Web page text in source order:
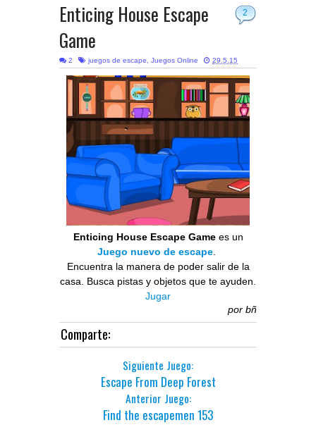
2
Enticing House Escape
Game
2 juegos de escape, Juegos Online 29.5.15
Enticing House Escape Gamees un
Juego nuevo de escape.
Encuentra la manera de poder salir de la
casa. Busca pistas y objetos que te ayuden.
Jugar
por bñ
Comparte:
Siguiente Juego:
Escape From Deep Forest
Anterior Juego:
Find the escapemen 153